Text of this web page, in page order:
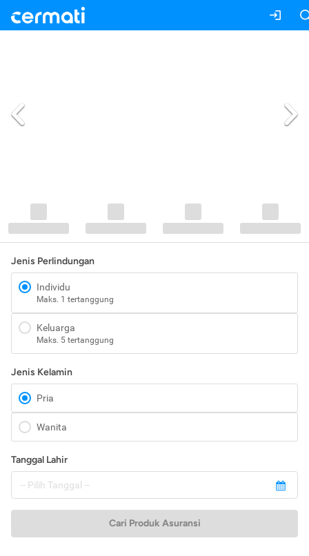
Jenis Perlindungan
Individu
Maks. 1 tertanggung
Keluarga
Maks. 5 tertanggung
Jenis Kelamin
Pria
Wanita
Tanggal Lahir
Cari Produk Asuransi